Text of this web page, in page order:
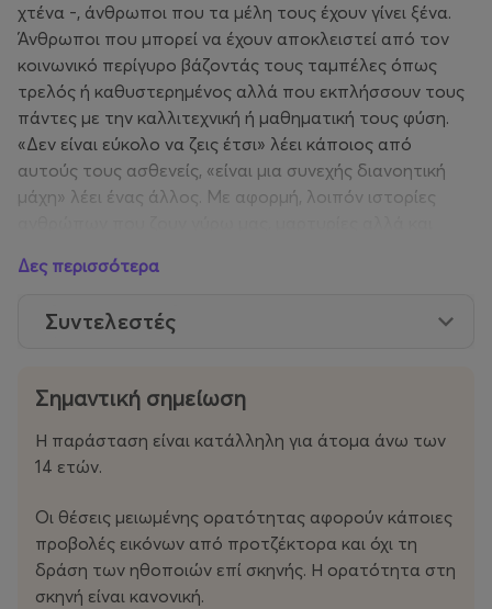
χτένα -, άνθρωποι που τα μέλη τους έχουν γίνει ξένα.
Άνθρωποι που μπορεί να έχουν αποκλειστεί από τον
κοινωνικό περίγυρο βάζοντάς τους ταμπέλες όπως
τρελός ή καθυστερημένος αλλά που εκπλήσσουν τους
πάντες με την καλλιτεχνική ή μαθηματική τους φύση.
«Δεν είναι εύκολο να ζεις έτσι» λέει κάποιος από
αυτούς τους ασθενείς, «είναι μια συνεχής διανοητική
μάχη» λέει ένας άλλος. Με αφορμή, λοιπόν ιστορίες
γνωστού νευρολόγου Όλιβερ Σακς «Ο άνθρωπος που
δημιουργήσαμε μία παράσταση με ενσυναίσθηση,
λογικόν. . Κάποιοι έγκλειστοι σε ψυχιατρικά ιδρύματα
για χρόνια και κάποιοι που μπαινοβγαίνουν. Κάποιοι
που βρίσκονται έξω ελεύθεροι με δόξα και τιμή, στην
πλανητάρχης ακουμπάει το δάχτυλό του στον χάρτη
και ανατινάζει κόσμους, ανθρώπους, παιδιά, μωρά,
δημιουργεί πολέμους. Τι είναι λογικό και τι παράλογο;
«Το πάσχον, βασανισμένο και αγωνιζόμενο ανθρώπινο
Δες περισσότερα
Συντελεστές
Σημαντική σημείωση
Η παράσταση είναι κατάλληλη για άτομα άνω των
14 ετών.
Οι θέσεις μειωμένης ορατότητας αφορούν κάποιες
προβολές εικόνων από προτζέκτορα και όχι τη
δράση των ηθοποιών επί σκηνής. Η ορατότητα στη
σκηνή είναι κανονική.